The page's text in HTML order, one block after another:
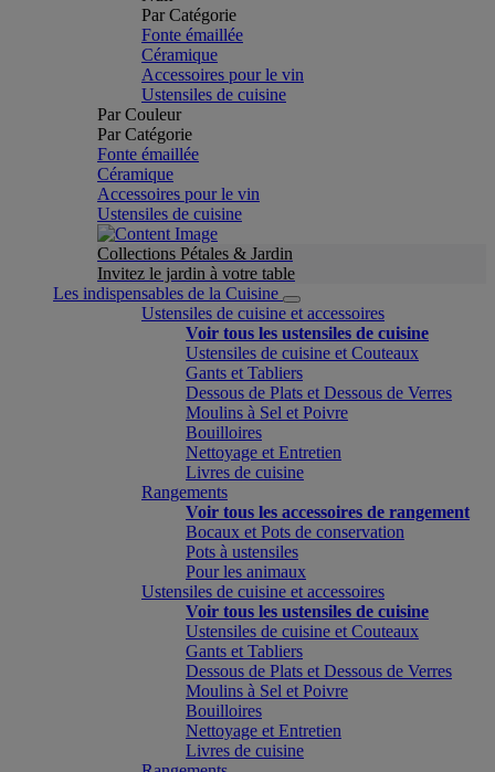
Par Catégorie
Fonte émaillée
Céramique
Accessoires pour le vin
Ustensiles de cuisine
Par Couleur
Par Catégorie
Fonte émaillée
Céramique
Accessoires pour le vin
Ustensiles de cuisine
Collections Pétales & Jardin
Invitez le jardin à votre table
Les indispensables de la Cuisine
Ustensiles de cuisine et accessoires
Voir tous les ustensiles de cuisine
Ustensiles de cuisine et Couteaux
Gants et Tabliers
Dessous de Plats et Dessous de Verres
Moulins à Sel et Poivre
Bouilloires
Nettoyage et Entretien
Livres de cuisine
Rangements
Voir tous les accessoires de rangement
Bocaux et Pots de conservation
Pots à ustensiles
Pour les animaux
Ustensiles de cuisine et accessoires
Voir tous les ustensiles de cuisine
Ustensiles de cuisine et Couteaux
Gants et Tabliers
Dessous de Plats et Dessous de Verres
Moulins à Sel et Poivre
Bouilloires
Nettoyage et Entretien
Livres de cuisine